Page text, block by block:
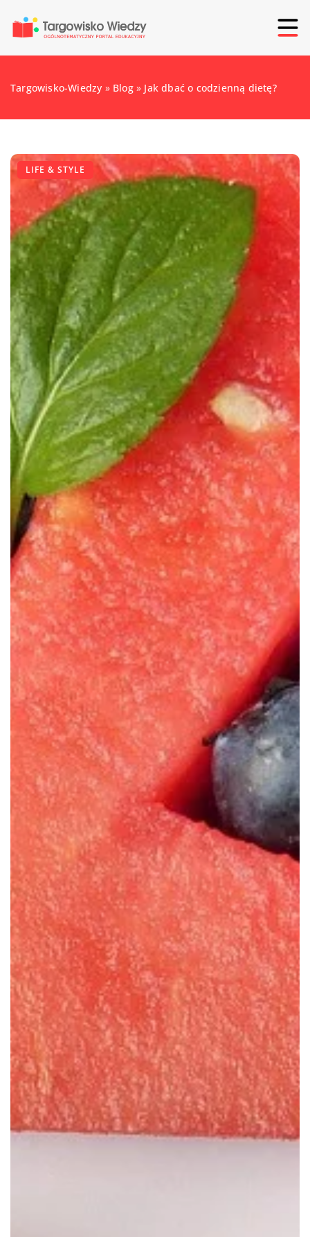
Targowisko-Wiedzy » Blog» Jak dbać o codzienną dietę?
LIFE & STYLE